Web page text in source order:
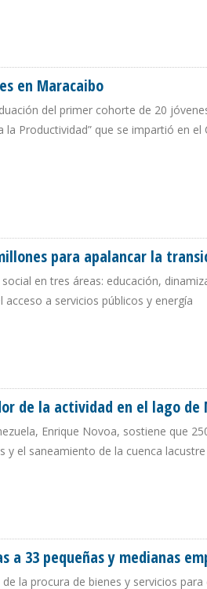
en Maracaibo
del primer cohorte de 20
Productividad” que se impartió en
para apalancar la
en tres áreas: educación,
a servicios públicos y energía
de la actividad en el lago de
Enrique Novoa, sostiene que
el saneamiento de la cuenca
a 33 pequeñas y medianas
la procura de bienes y servicios